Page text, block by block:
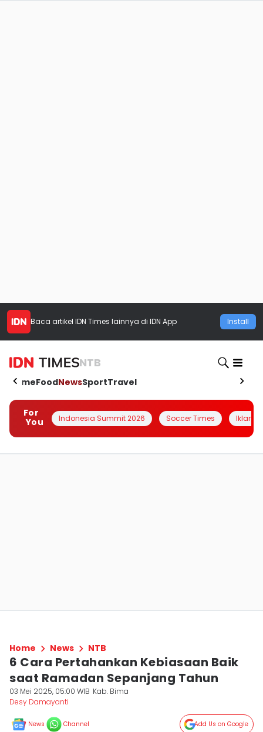
Baca artikel IDN Times lainnya di IDN App Install
NTB
HomeFoodNewsSportTravel
For
You
Indonesia Summit 2026 Soccer Times Iklanin
Home News NTB
6 Cara Pertahankan Kebiasaan Baik
saat Ramadan Sepanjang Tahun
03 Mei 2025, 05:00 WIB Kab. Bima
Desy Damayanti
News Channel Add Us on Google